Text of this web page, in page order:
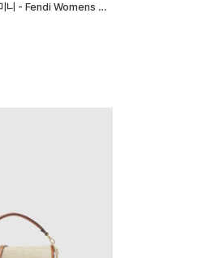
펜디 여성 오리가미 미니 - Fendi Womens Origami Mini - feb170…